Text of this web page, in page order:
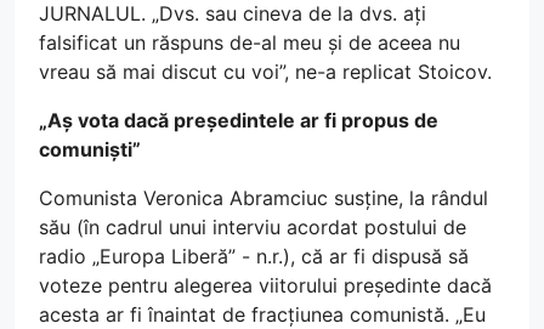
JURNALUL. „Dvs. sau cineva de la dvs. ați
falsificat un răspuns de-al meu și de aceea nu
vreau să mai discut cu voi”, ne-a replicat Stoicov.
„Aș vota dacă președintele ar fi propus de
comuniști”
Comunista Veronica Abramciuc susține, la rândul
său (în cadrul unui interviu acordat postului de
radio „Europa Liberă” - n.r.), că ar fi dispusă să
voteze pentru alegerea viitorului președinte dacă
acesta ar fi înaintat de fracțiunea comunistă. „Eu